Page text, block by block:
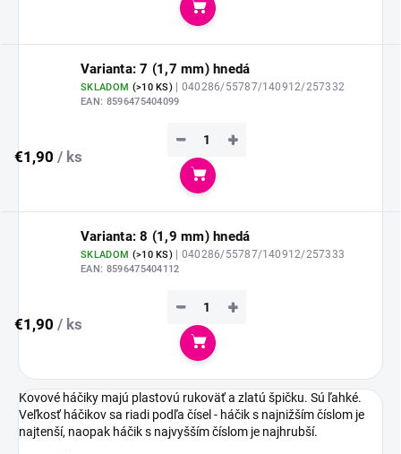
Do košíka
Varianta: 7 (1,7 mm) hnedá
SKLADOM (>10 KS) | 040286/55787/140912/257332
EAN: 8596475404099
€1,90 / ks
+
−
Do košíka
Varianta: 8 (1,9 mm) hnedá
SKLADOM (>10 KS) | 040286/55787/140912/257333
EAN: 8596475404112
€1,90 / ks
+
−
Do košíka
Kovové háčiky majú plastovú rukoväť a zlatú špičku. Sú ľahké.
Veľkosť háčikov sa riadi podľa čísel - háčik s najnižším číslom je
najtenší, naopak háčik s najvyšším číslom je najhrubší.